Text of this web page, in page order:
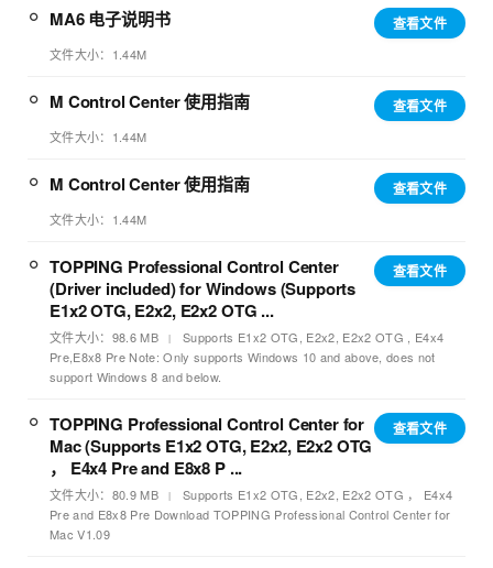
查看文件
MA6 电子说明书
文件大小：1.44M
查看文件
M Control Center 使用指南
文件大小：1.44M
查看文件
M Control Center 使用指南
文件大小：1.44M
查看文件
TOPPING Professional Control Center
(Driver included) for Windows (Supports
E1x2 OTG, E2x2, E2x2 OTG ...
文件大小：98.6 MB
Supports E1x2 OTG, E2x2, E2x2 OTG , E4x4
Pre,E8x8 Pre Note: Only supports Windows 10 and above, does not
support Windows 8 and below.
查看文件
TOPPING Professional Control Center for
Mac (Supports E1x2 OTG, E2x2, E2x2 OTG
， E4x4 Pre and E8x8 P ...
文件大小：80.9 MB
Supports E1x2 OTG, E2x2, E2x2 OTG ， E4x4
Pre and E8x8 Pre Download TOPPING Professional Control Center for
Mac V1.09